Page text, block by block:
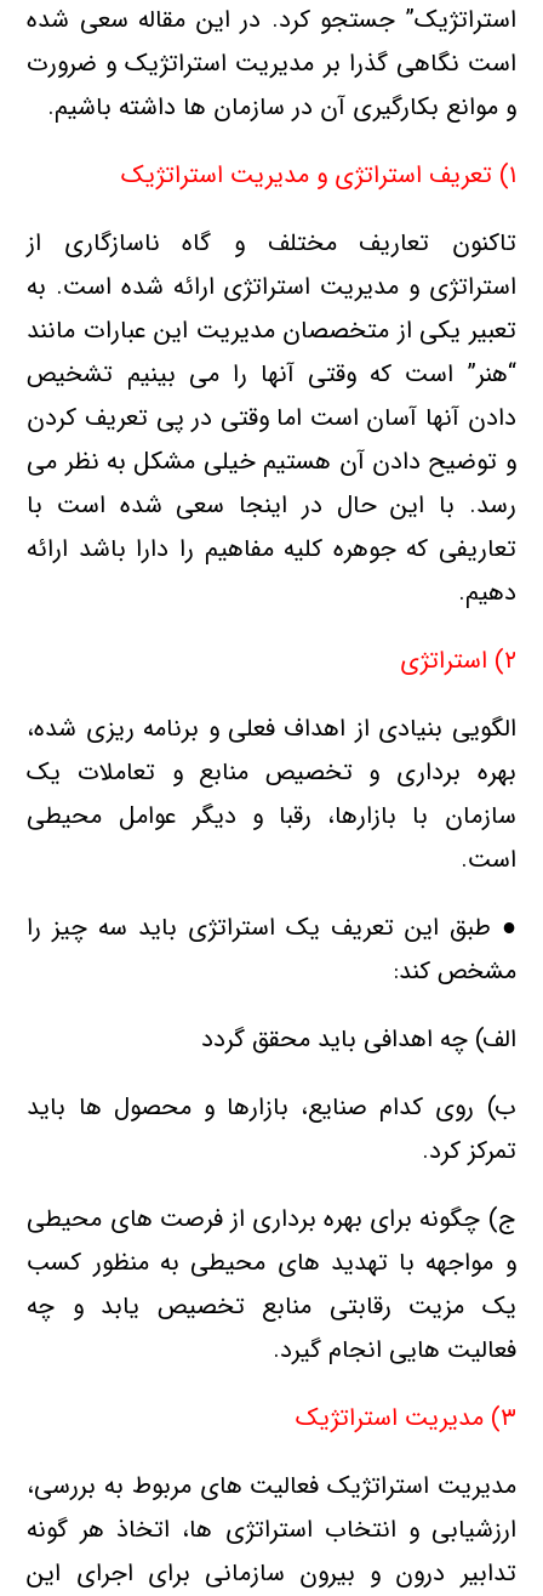
استراتژیک” جستجو کرد. در این مقاله سعی شده
است نگاهی گذرا بر مدیریت استراتژیک و ضرورت
و موانع بکارگیری آن در سازمان ها داشته باشیم.
۱) تعریف استراتژی و مدیریت استراتژیک
تاکنون تعاریف مختلف و گاه ناسازگاری از
استراتژی و مدیریت استراتژی ارائه شده است. به
تعبیر یکی از متخصصان مدیریت این عبارات مانند
“هنر” است که وقتی آنها را می بینیم تشخیص
دادن آنها آسان است اما وقتی در پی تعریف کردن
و توضیح دادن آن هستیم خیلی مشکل به نظر می
رسد. با این حال در اینجا سعی شده است با
تعاریفی که جوهره کلیه مفاهیم را دارا باشد ارائه
دهیم.
۲) استراتژی
الگویی بنیادی از اهداف فعلی و برنامه ریزی شده،
بهره برداری و تخصیص منابع و تعاملات یک
سازمان با بازارها، رقبا و دیگر عوامل محیطی
است.
● طبق این تعریف یک استراتژی باید سه چیز را
مشخص کند:
الف) چه اهدافی باید محقق گردد
ب) روی کدام صنایع، بازارها و محصول ها باید
تمرکز کرد.
ج) چگونه برای بهره برداری از فرصت های محیطی
و مواجهه با تهدید های محیطی به منظور کسب
یک مزیت رقابتی منابع تخصیص یابد و چه
فعالیت هایی انجام گیرد.
۳) مدیریت استراتژیک
مدیریت استراتژیک فعالیت های مربوط به بررسی،
ارزشیابی و انتخاب استراتژی ها، اتخاذ هر گونه
تدابیر درون و بیرون سازمانی برای اجرای این